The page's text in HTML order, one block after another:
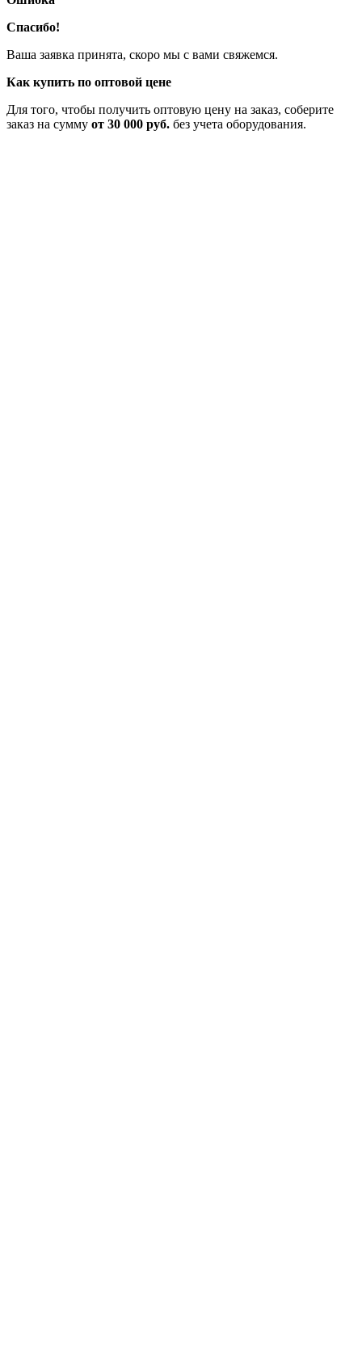
Спасибо!
Ваша заявка принята, скоро мы с вами свяжемся.
Как купить по оптовой цене
Для того, чтобы получить оптовую цену на заказ, соберите
заказ на сумму от 30 000 руб. без учета оборудования.